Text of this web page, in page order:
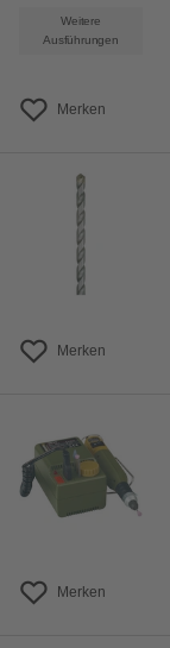
Weitere
Ausführungen
Merken
Merken
Merken